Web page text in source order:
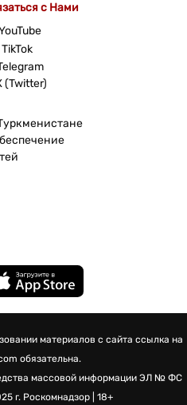
с Нами
TikTok
(Twitter)
материалов с сайта ссылка на
обязательна.
массовой информации ЭЛ № ФС
г. Роскомнадзор | 18+